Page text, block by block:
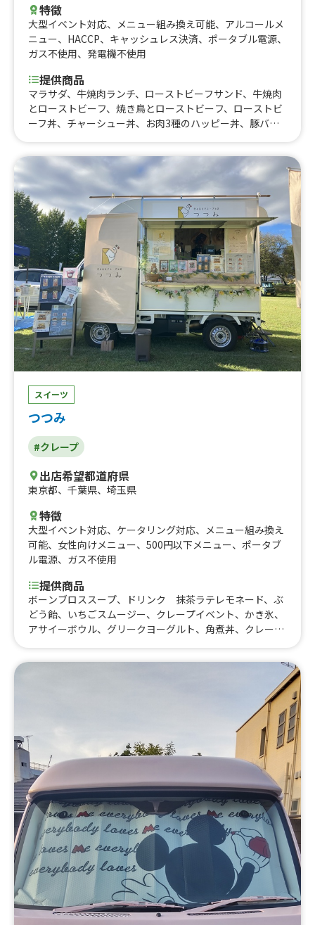
特徴
大型イベント対応、 メニュー組み換え可能、 アルコールメ
ニュー、 HACCP、 キャッシュレス決済、 ポータブル電源、
ガス不使用、 発電機不使用
提供商品
マラサダ、牛焼肉ランチ、ローストビーフサンド、牛焼肉
とローストビーフ、焼き鳥とローストビーフ、ローストビ
ーフ丼、チャーシュー丼、お肉3種のハッピー丼、豚バラ
産豚バラ丼、よくばり丼、霜降り和牛串、黒毛牛サーロイ
ン丼
スイーツ
つつみ
#クレープ
出店希望都道府県
東京都、 千葉県、 埼玉県
特徴
大型イベント対応、 ケータリング対応、
メニュー組み換え
可能、 女性向けメニュー、 500円以下メニュー、 ポータブ
ル電源、 ガス不使用
提供商品
ボーンブロススープ、ドリンク 抹茶ラテレモネード、ぶ
どう飴、いちごスムージー、クレープイベント、かき氷、
アサイーボウル、グリークヨーグルト、角煮丼、クレー